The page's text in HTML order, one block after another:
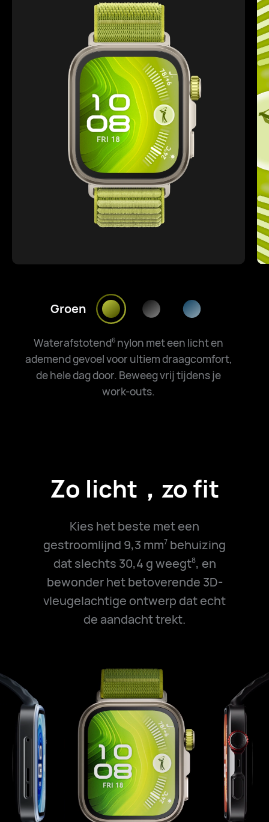
Groen
Waterafstotend6 nylon met een licht en
ademend gevoel voor ultiem draagcomfort,
de hele dag door. Beweeg vrij tijdens je
work-outs.
Zo licht，zo fit
Kies het beste met een
gestroomlijnd 9,3 mm7 behuizing
dat slechts 30,4 g weegt8, en
bewonder het betoverende 3D-
vleugelachtige ontwerp dat echt
de aandacht trekt.